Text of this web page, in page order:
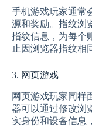
手机游戏玩家通常
源和奖励。指纹浏
指纹信息，为每个
止因浏览器指纹相
3. 网页游戏
网页游戏玩家同样
器可以通过修改浏
实身份和设备信息